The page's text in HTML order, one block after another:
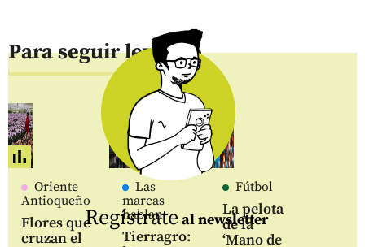
Para seguir leyendo
Oriente
Antioqueño
Flores que
cruzan el
Las
marcas
hablan
Tierragro:
Fútbol
La pelota
de la
‘Mano de
Regístrate al newsletter